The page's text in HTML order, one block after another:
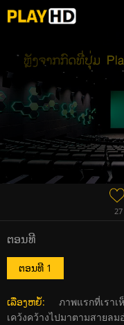
27
ຕອນທີ
ຕອນທີ 1
ເລື່ອງຫຍໍ້: ภาพแรกที่เร
เคว้งคว้างไปมาตามสาย